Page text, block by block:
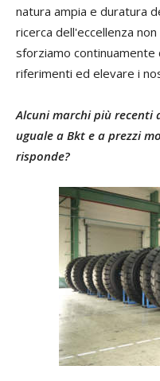
natura ampia e duratura
ricerca dell'eccellenza
sforziamo
riferimenti ed elevare i
Alcuni marchi più recenti
uguale a Bkt e a prezzi
risponde?